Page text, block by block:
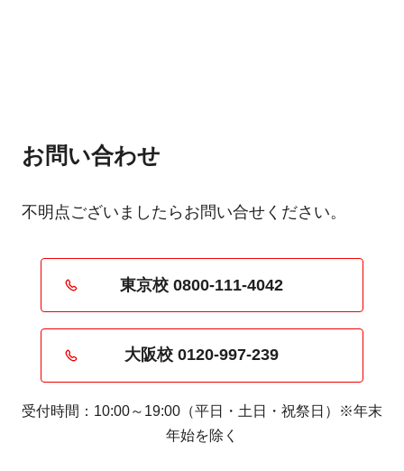
お問い合わせ
不明点ございましたらお問い合せください。
東京校 0800-111-4042
大阪校 0120‐997‐239
受付時間：10:00～19:00（平日・土日・祝祭日）※年末
年始を除く